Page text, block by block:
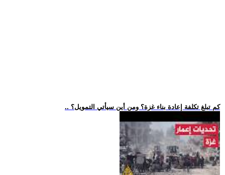
.. كم تبلغ تكلفة إعادة بناء غزة؟ ومن أين سيأتي التمويل؟